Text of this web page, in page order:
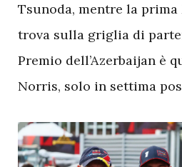
Tsunoda, mentre la prima
trova sulla griglia di
Premio dell’Azerbaijan è
Norris, solo in settima